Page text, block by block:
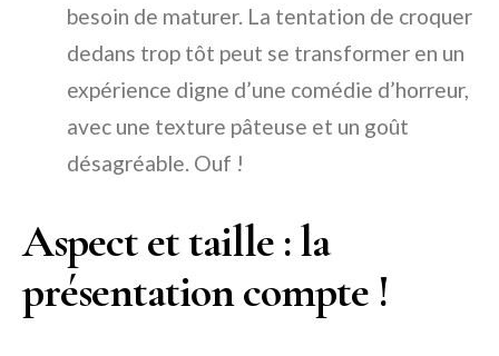
besoin de maturer. La tentation de croquer
dedans trop tôt peut se transformer en un
expérience digne d’une comédie d’horreur,
avec une texture pâteuse et un goût
désagréable. Ouf !
Aspect et taille : la
présentation compte !